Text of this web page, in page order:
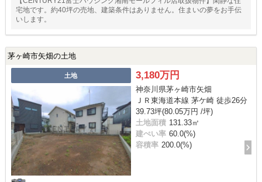
宅地です。約40坪の売地、建築条件はありません。住まいの夢をお手伝
いします。
茅ヶ崎市矢畑の土地
土地 3,180万円
神奈川県茅ヶ崎市矢畑
ＪＲ東海道本線 茅ケ崎 徒歩26分
39.73坪(80.05万円 /坪)
土地面積 131.33㎡
建ぺい率 60.0(%)
容積率 200.0(%)